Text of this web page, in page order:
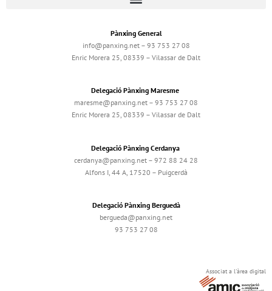
Pànxing General
info@panxing.net – 93 753 27 08
Enric Morera 25, 08339 – Vilassar de Dalt
Delegació Pànxing Maresme
maresme@panxing.net – 93 753 27 08
Enric Morera 25, 08339 – Vilassar de Dalt
Delegació Pànxing Cerdanya
cerdanya@panxing.net – 972 88 24 28
Alfons I, 44 A, 17520 – Puigcerdà
Delegació Pànxing Berguedà
bergueda@panxing.net
93 753 27 08
Associat a l'àrea digital